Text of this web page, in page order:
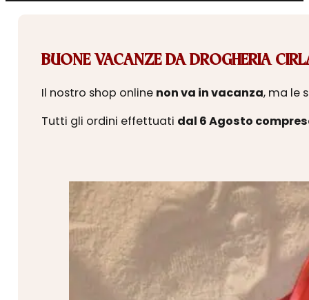
BUONE VACANZE DA DROGHERIA
Il nostro shop online non va in vacanza, ma le
Tutti gli ordini effettuati dal 6 Agosto